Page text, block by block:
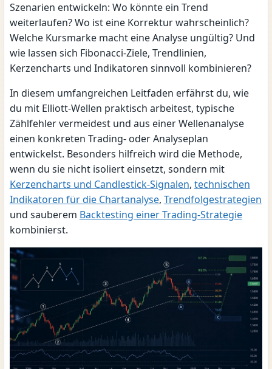
Szenarien entwickeln: Wo könnte ein Trend
weiterlaufen? Wo ist eine Korrektur wahrscheinlich?
Welche Kursmarke macht eine Analyse ungültig? Und
wie lassen sich Fibonacci-Ziele, Trendlinien,
Kerzencharts und Indikatoren sinnvoll kombinieren?
In diesem umfangreichen Leitfaden erfährst du, wie
du mit Elliott-Wellen praktisch arbeitest, typische
Zählfehler vermeidest und aus einer Wellenanalyse
einen konkreten Trading- oder Analyseplan
entwickelst. Besonders hilfreich wird die Methode,
wenn du sie nicht isoliert einsetzt, sondern mit
Kerzencharts und Candlestick-Signalen, technischen
Indikatoren für die Chartanalyse, Trendfolgestrategien
und sauberem Backtesting einer Trading-Strategie
kombinierst.